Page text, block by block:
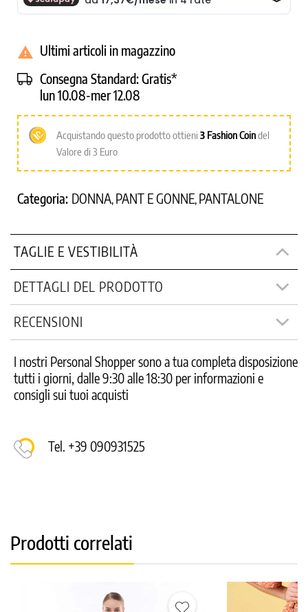
 Ultimi articoli in magazzino
Consegna Standard:Gratis*
lun 10.08-mer 12.08
Acquistando questo prodotto ottieni 3 Fashion Coindel
Valore di 3 Euro
Categoria: DONNA, PANT E GONNE, PANTALONE
TAGLIE E VESTIBILITÀ
DETTAGLI DEL PRODOTTO
RECENSIONI
I nostri Personal Shopper sono a tua completa disposizione
tutti i giorni, dalle 9:30 alle 18:30 per informazioni e
consigli sui tuoi acquisti
Tel. +39 090931525
Prodotti correlati